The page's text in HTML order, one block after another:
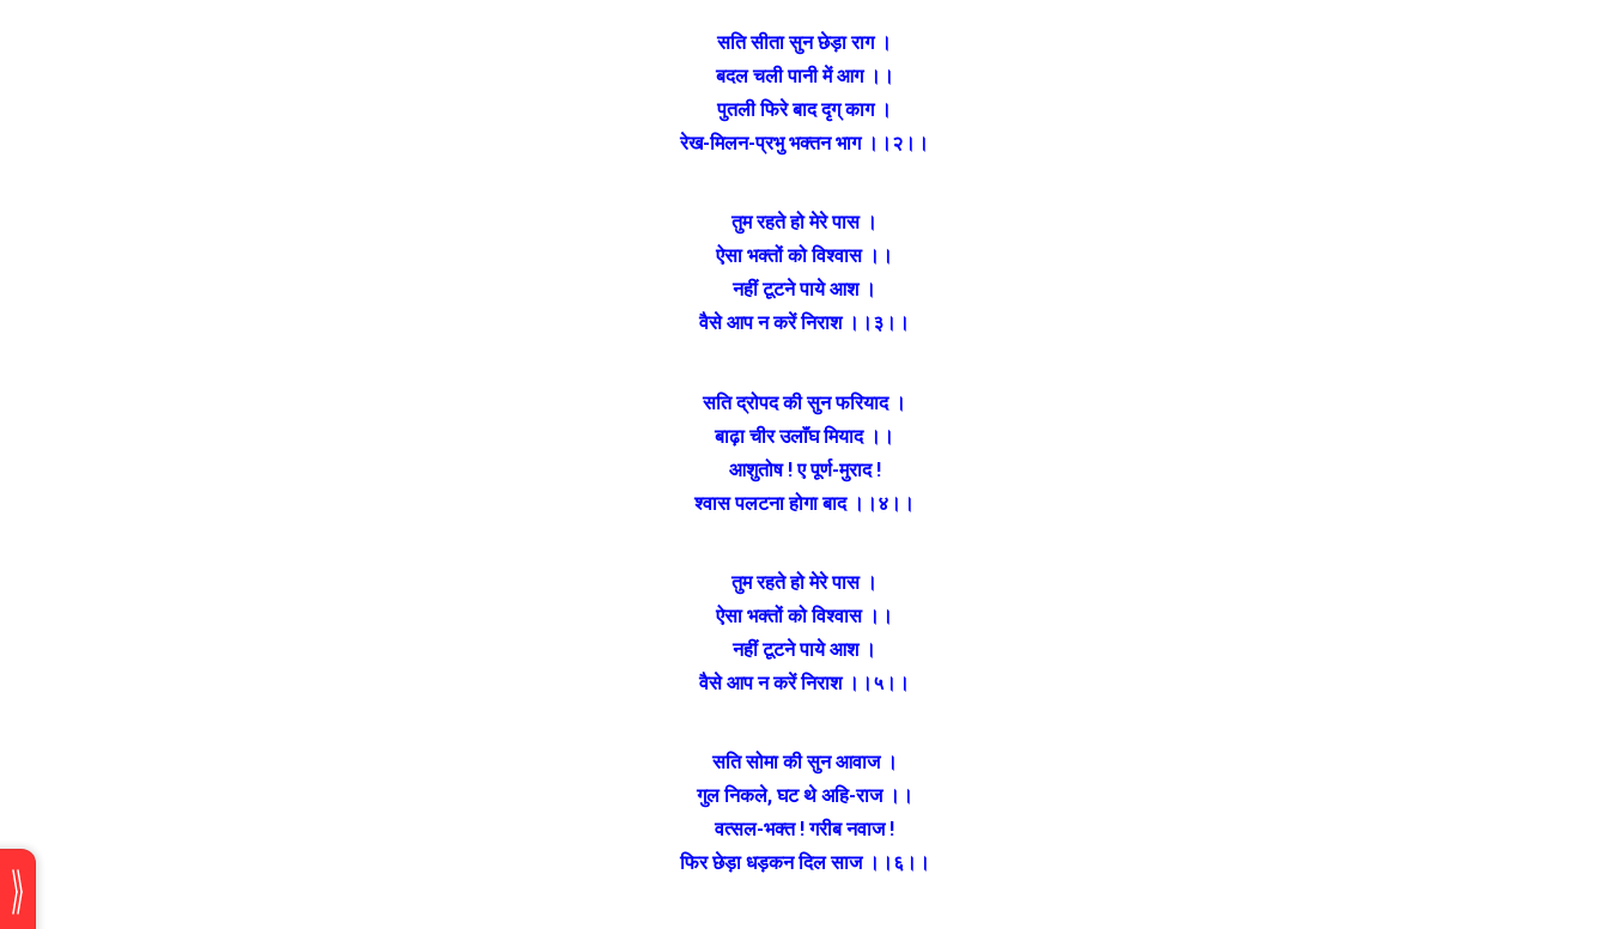
सति सीता सुन छेड़ा राग ।
बदल चली पानी में आग ।।
पुतली फिरे बाद दृग् काग ।
रेख-मिलन-प्रभु भक्तन भाग ।।२।।
तुम रहते हो मेरे पास ।
ऐसा भक्तों को विश्वास ।।
नहीं टूटने पाये आश ।
वैसे आप न करें निराश ।।३।।
सति द्रोपद की सुन फरियाद ।
बाढ़ा चीर उलाॅंघ मियाद ।।
आशुतोष ! ए पूर्ण-मुराद !
श्वास पलटना होगा बाद ।।४।।
तुम रहते हो मेरे पास ।
ऐसा भक्तों को विश्वास ।।
नहीं टूटने पाये आश ।
वैसे आप न करें निराश ।।५।।
सति सोमा की सुन आवाज ।
गुल निकले, घट थे अहि-राज ।।
वत्सल-भक्त ! गरीब नवाज !
फिर छेड़ा धड़कन दिल साज ।।६।।